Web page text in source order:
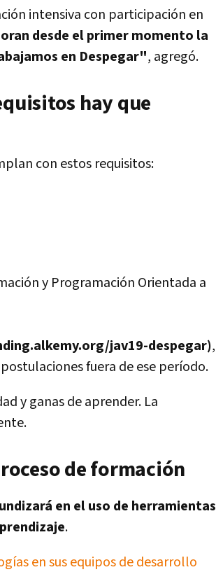
intensiva con participación en
desde el primer momento la
en Despegar", agregó.
hay que
con estos requisitos:
y Programación Orientada a
jav19-despegar),
fuera de ese período.
y ganas de aprender. La
de formación
en el uso de herramientas
.
en sus equipos de desarrollo